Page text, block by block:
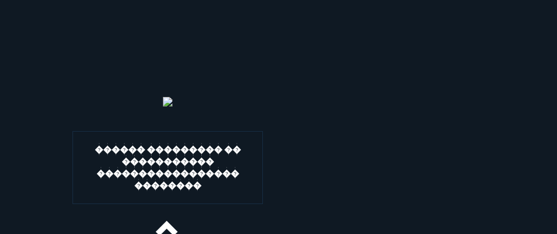
������ ��������� ��
�����������
�����������������
��������